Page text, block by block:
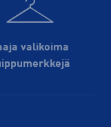
valikoima